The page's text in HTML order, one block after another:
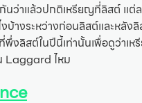
กันว่าแล้วปกติเหรียญที่ลิสต์ แต่
างระหว่างก่อนลิสต์และหลังลิ
พึ่งลิสต์ในปีนี้เท่านั้นเพื่อดูว่าเ
ไหม